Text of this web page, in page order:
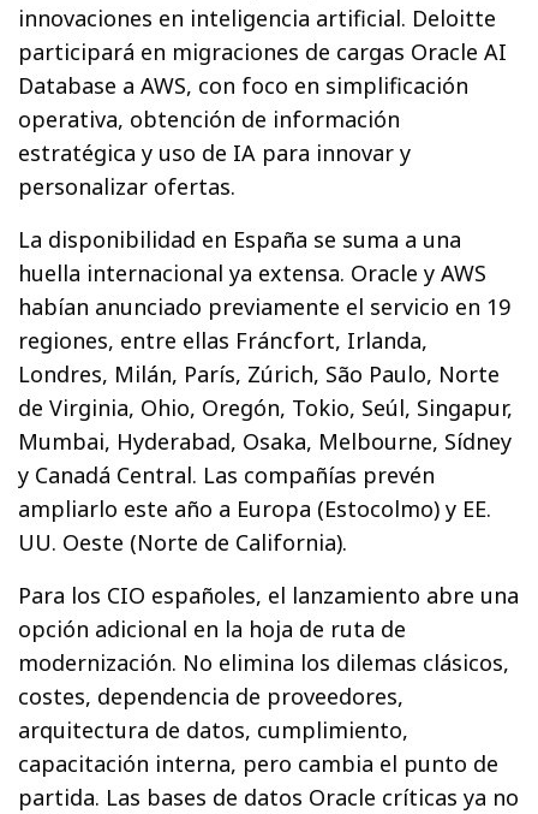
innovaciones en inteligencia artificial. Deloitte
participará en migraciones de cargas Oracle AI
Database a AWS, con foco en simplificación
operativa, obtención de información
estratégica y uso de IA para innovar y
personalizar ofertas.
La disponibilidad en España se suma a una
huella internacional ya extensa. Oracle y AWS
habían anunciado previamente el servicio en 19
regiones, entre ellas Fráncfort, Irlanda,
Londres, Milán, París, Zúrich, São Paulo, Norte
de Virginia, Ohio, Oregón, Tokio, Seúl, Singapur,
Mumbai, Hyderabad, Osaka, Melbourne, Sídney
y Canadá Central. Las compañías prevén
ampliarlo este año a Europa (Estocolmo) y EE.
UU. Oeste (Norte de California).
Para los CIO españoles, el lanzamiento abre una
opción adicional en la hoja de ruta de
modernización. No elimina los dilemas clásicos,
costes, dependencia de proveedores,
arquitectura de datos, cumplimiento,
capacitación interna, pero cambia el punto de
partida. Las bases de datos Oracle críticas ya no